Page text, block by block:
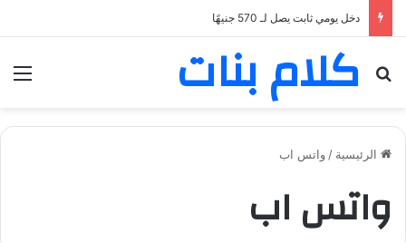
دخل يومي ثابت يصل لـ 570 جنيهًا
كلام بنات
بحث عن
الرئيسية / واتس اب
واتس اب